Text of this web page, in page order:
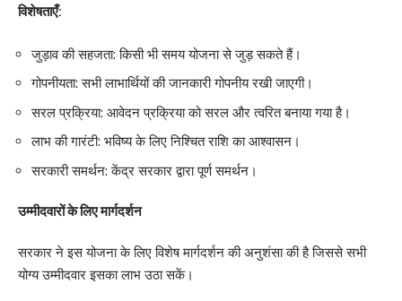
विशेषताएँ:
जुड़ाव की सहजता: किसी भी समय योजना से जुड़ सकते हैं।
गोपनीयता: सभी लाभार्थियों की जानकारी गोपनीय रखी जाएगी।
सरल प्रक्रिया: आवेदन प्रक्रिया को सरल और त्वरित बनाया गया है।
लाभ की गारंटी: भविष्य के लिए निश्चित राशि का आश्वासन।
सरकारी समर्थन: केंद्र सरकार द्वारा पूर्ण समर्थन।
उम्मीदवारों के लिए मार्गदर्शन
सरकार ने इस योजना के लिए विशेष मार्गदर्शन की अनुशंसा की है जिससे सभी
योग्य उम्मीदवार इसका लाभ उठा सकें।